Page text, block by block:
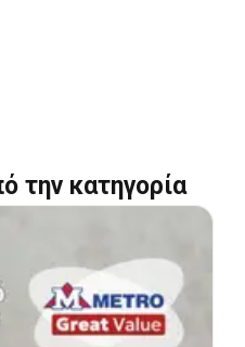
την κατηγορία